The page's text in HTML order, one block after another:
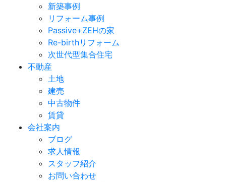
新築事例
リフォーム事例
Passive+ZEHの家
Re-birthリフォーム
次世代型集合住宅
不動産
土地
建売
中古物件
賃貸
会社案内
ブログ
求人情報
スタッフ紹介
お問い合わせ